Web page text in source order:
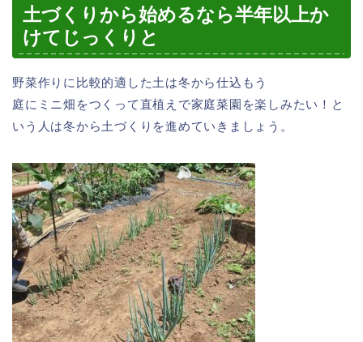
土づくりから始めるなら半年以上か
けてじっくりと
野菜作りに比較的適した土は冬から仕込もう
庭にミニ畑をつくって直植えで家庭菜園を楽しみたい！と
いう人は冬から土づくりを進めていきましょう。